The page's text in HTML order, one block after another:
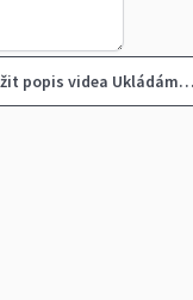
popis videa